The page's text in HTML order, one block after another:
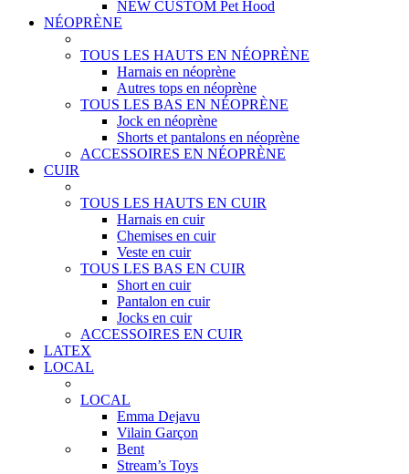
NEW CUSTOM Pet Hood
NÉOPRÈNE
TOUS LES HAUTS EN NÉOPRÈNE
Harnais en néoprène
Autres tops en néoprène
TOUS LES BAS EN NÉOPRÈNE
Jock en néoprène
Shorts et pantalons en néoprène
ACCESSOIRES EN NÉOPRÈNE
CUIR
TOUS LES HAUTS EN CUIR
Harnais en cuir
Chemises en cuir
Veste en cuir
TOUS LES BAS EN CUIR
Short en cuir
Pantalon en cuir
Jocks en cuir
ACCESSOIRES EN CUIR
LATEX
LOCAL
LOCAL
Emma Dejavu
Vilain Garçon
Bent
Stream’s Toys